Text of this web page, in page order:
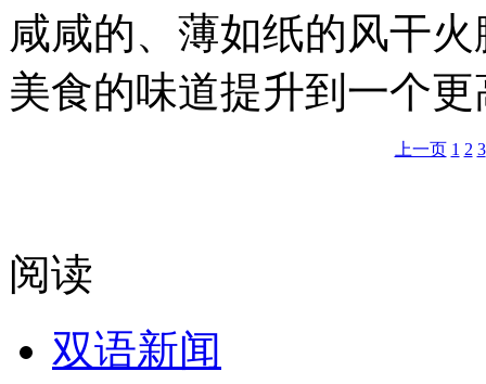
咸咸的、薄如纸的风干
美食的味道提升到一个
上一页 1 2 3
阅读
双语新闻